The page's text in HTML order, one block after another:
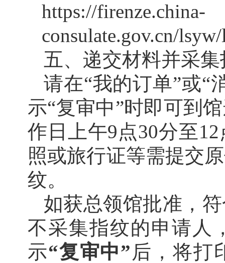
https://firenze.china-
consulate.gov.cn/
五、递交材料并采集
请在“我的订单”或“
示“复审中”时即可到
作日上午9点30分至
照或旅行证等需提交
纹。
如获总领馆批准，
不采集指纹的申请人
示“复审中” 后，将打